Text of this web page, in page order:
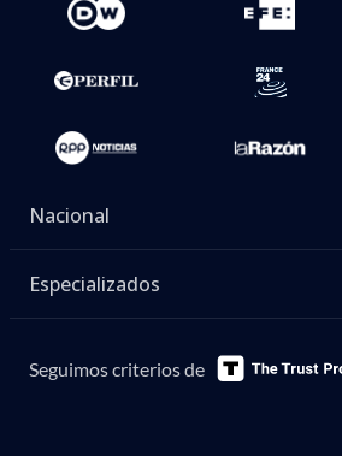
Nacional
Especializados
Seguimos criterios de